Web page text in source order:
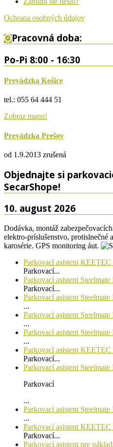
Ochrana osobných údajov
Pracovná doba:
Po-Pi 8:00 - 16:30
Prevádzka Košice
tel.: 055 64 444 51
Zobraz mapu!
Prevádzka Prešov
od 1.9.2013 zrušená
Objednajte si
SecarShope!
10. august 2026
Dodávka, montáž
elektro-príslušenstvo, protislnečné
karosérie. GPS monitoring áut.
Parkovací asistent
Parkovací...
Parkovací asistent
Parkovací...
Parkovací asistent
...
Parkovací asistent
...
Parkovací asistent
...
Parkovací asistent
Parkovací...
Parkovací asistent
Parkovací
...
Parkovací asistent
...
Parkovací asistent
Parkovací...
Parkovací asistent pre